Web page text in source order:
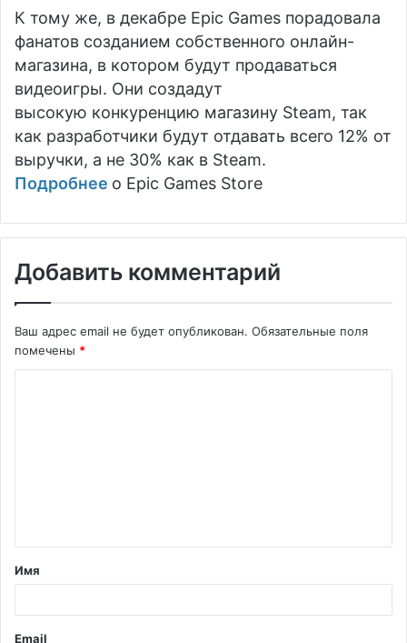
К тому же, в декабре Epic Games порадовала
фанатов созданием собственного онлайн-
магазина, в котором будут продаваться
видеоигры. Они создадут
высокую конкуренцию магазину Steam, так
как разработчики будут отдавать всего 12% от
выручки, а не 30% как в Steam.
Подробнее о Epic Games Store
Добавить комментарий
Ваш адрес email не будет опубликован. Обязательные поля
помечены *
т
а
Имя
Email